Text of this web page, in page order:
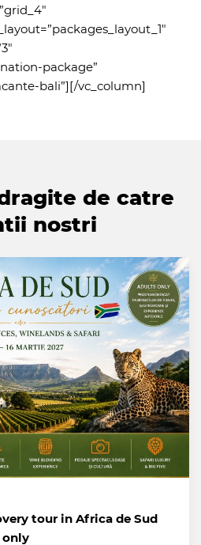
package”
bali”][/vc_column]
de catre
nostri
tour in Africa de Sud
only